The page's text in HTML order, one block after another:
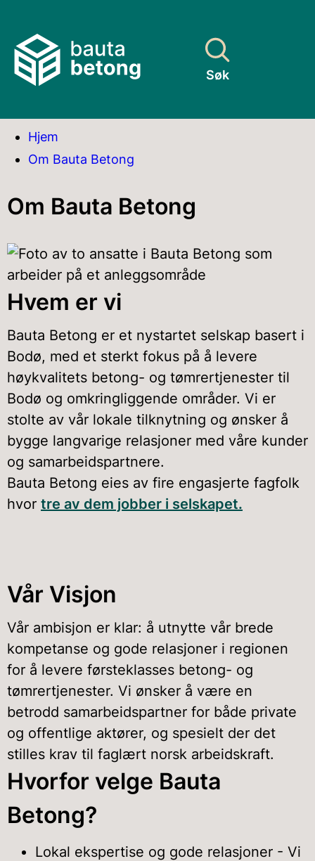
Søk
Du
her:
Hjem
Om Bauta Betong
Om Bauta Betong
Hvem er vi
Bauta Betong er et nystartet selskap basert i
Bodø, med et sterkt fokus på å levere
høykvalitets betong- og tømrertjenester til
Bodø og omkringliggende områder. Vi er
stolte av vår lokale tilknytning og ønsker å
bygge langvarige relasjoner med våre kunder
og samarbeidspartnere.
Bauta Betong eies av fire engasjerte fagfolk
hvor tre av dem jobber i selskapet.
Vår Visjon
Vår ambisjon er klar: å utnytte vår brede
kompetanse og gode relasjoner i regionen
for å levere førsteklasses betong- og
tømrertjenester. Vi ønsker å være en
betrodd samarbeidspartner for både private
og offentlige aktører, og spesielt der det
stilles krav til faglært norsk arbeidskraft.
Hvorfor velge Bauta
Betong?
Lokal ekspertise og gode relasjoner - Vi